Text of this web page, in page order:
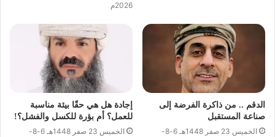
2026م
الدقم .. من ذاكرة الفرضة إلى
صناعة المستقبل
الخميس 23 صفر 1448هـ 6-8-
إجادة هل هي حقًا بيئة مناسبة
للعمل؟ أم بؤرة للكسل والفشل؟!
الخميس 23 صفر 1448هـ 6-8-